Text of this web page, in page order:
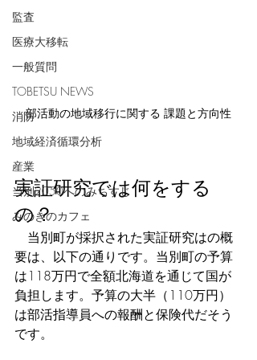
監査
医療大移転
一般質問
TOBETSU NEWS
消防
地域経済循環分析
産業
当別2050へのみちすじ
みのきのカフェ
部活動の地域移行に関する 課題と方向性
実証研究では何をする
の？
当別町が採択された実証研究はの概
要は、以下の通りです。当別町の予算
は118万円で全額北海道を通じて国が
負担します。予算の大半（110万円）
は部活指導員への報酬と保険代だそう
です。